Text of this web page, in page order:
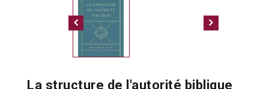
La structure de l'autorité biblique